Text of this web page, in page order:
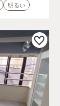
明るい